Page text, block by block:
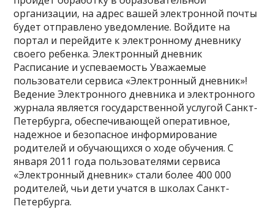
организации, на адрес вашей электронной почты
будет отправлено уведомление. Войдите на
портал и перейдите к электронному дневнику
своего ребенка. Электронный дневник
Расписание и успеваемость Уважаемые
пользователи сервиса «Электронный дневник»!
Ведение Электронного дневника и электронного
журнала является государственной услугой Санкт-
Петербурга, обеспечивающей оперативное,
надежное и безопасное информирование
родителей и обучающихся о ходе обучения. С
января 2011 года пользователями сервиса
«Электронный дневник» стали более 400 000
родителей, чьи дети учатся в школах Санкт-
Петербурга.